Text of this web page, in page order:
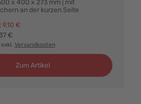
x 400 x 273 mm | mit
an der kurzen Seite
9,10 €
€
exkl. Versandkosten
Zum Artikel